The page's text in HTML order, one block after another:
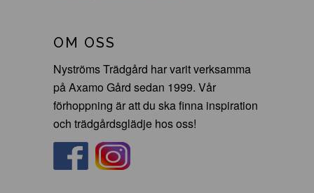
OM OSS
Nyströms Trädgård har varit verksamma
på Axamo Gård sedan 1999. Vår
förhoppning är att du ska finna inspiration
och trädgårdsglädje hos oss!